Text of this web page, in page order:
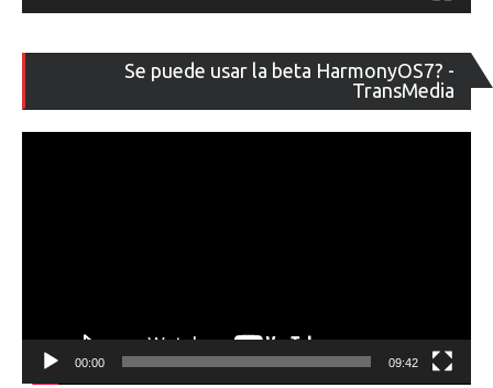
Se puede usar la beta HarmonyOS7? -
TransMedia
de
00:00 09:42